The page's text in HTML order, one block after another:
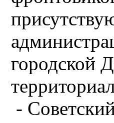
городской
-